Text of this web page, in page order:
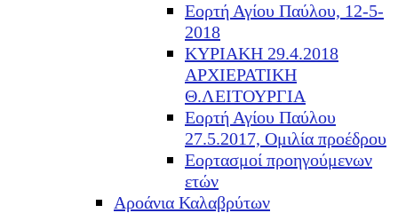
Εορτή Αγίου Παύλου, 12-5-
2018
ΚΥΡΙΑΚΗ 29.4.2018
ΑΡΧΙΕΡΑΤΙΚΗ
Θ.ΛΕΙΤΟΥΡΓΙΑ
Εορτή Αγίου Παύλου
27.5.2017, Ομιλία προέδρου
Εορτασμοί προηγούμενων
ετών
Αροάνια Καλαβρύτων